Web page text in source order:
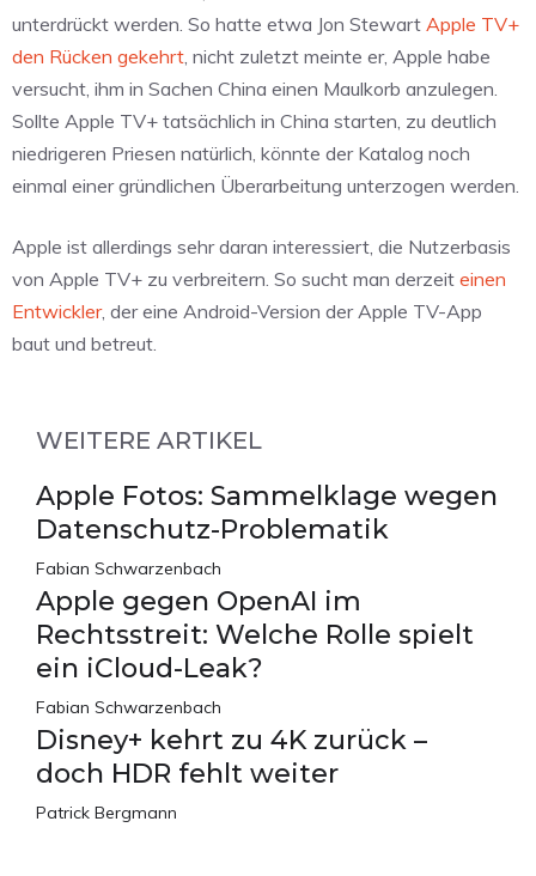
unterdrückt werden. So hatte etwa Jon Stewart Apple TV+
den Rücken gekehrt, nicht zuletzt meinte er, Apple habe
versucht, ihm in Sachen China einen Maulkorb anzulegen.
Sollte Apple TV+ tatsächlich in China starten, zu deutlich
niedrigeren Priesen natürlich, könnte der Katalog noch
einmal einer gründlichen Überarbeitung unterzogen werden.
Apple ist allerdings sehr daran interessiert, die Nutzerbasis
von Apple TV+ zu verbreitern. So sucht man derzeit einen
Entwickler, der eine Android-Version der Apple TV-App
baut und betreut.
WEITERE ARTIKEL
Apple Fotos: Sammelklage wegen
Datenschutz-Problematik
Fabian Schwarzenbach
Apple gegen OpenAI im
Rechtsstreit: Welche Rolle spielt
ein iCloud-Leak?
Fabian Schwarzenbach
Disney+ kehrt zu 4K zurück –
doch HDR fehlt weiter
Patrick Bergmann